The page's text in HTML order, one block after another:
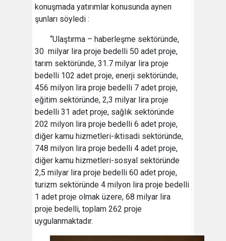
konuşmada yatırımlar konusunda aynen
şunları söyledi :
“Ulaştırma – haberleşme sektöründe,
30 milyar lira proje bedelli 50 adet proje,
tarım sektöründe, 31.7 milyar lira proje
bedelli 102 adet proje, enerji sektöründe,
456 milyon lira proje bedelli 7 adet proje,
eğitim sektöründe, 2,3 milyar lira proje
bedelli 31 adet proje, sağlık sektöründe
202 milyon lira proje bedelli 6 adet proje,
diğer kamu hizmetleri-iktisadi sektöründe,
748 milyon lira proje bedelli 4 adet proje,
diğer kamu hizmetleri-sosyal sektöründe
2,5 milyar lira proje bedelli 60 adet proje,
turizm sektöründe 4 milyon lira proje bedelli
1 adet proje olmak üzere, 68 milyar lira
proje bedelli, toplam 262 proje
uygulanmaktadır.